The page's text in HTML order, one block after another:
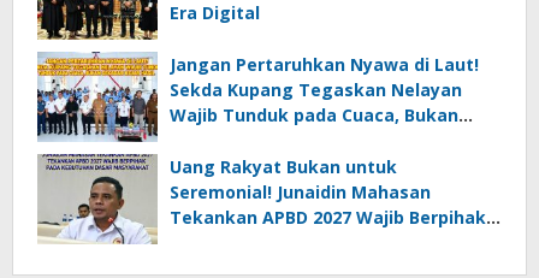
Era Digital
Jangan Pertaruhkan Nyawa di Laut!
Sekda Kupang Tegaskan Nelayan
Wajib Tunduk pada Cuaca, Bukan
Uang Rakyat Bukan untuk
Seremonial! Junaidin Mahasan
Tekankan APBD 2027 Wajib Berpihak